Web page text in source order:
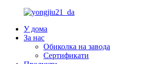
У дома
За нас
Обиколка на завода
Сертификати